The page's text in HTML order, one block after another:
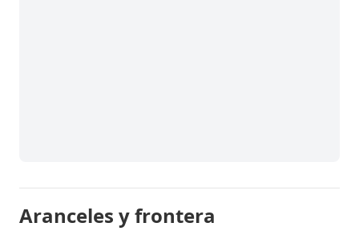
Aranceles y frontera